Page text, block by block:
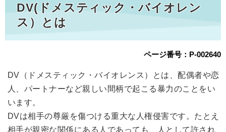
DV(ドメスティック・バイオレン
ス）とは
ページ番号：P-002640
DV（ドメスティック・バイオレンス）とは、配偶者や恋
人、パートナーなど親しい間柄で起こる暴力のことをい
います。
DVは相手の尊厳を傷つける重大な人権侵害です。たとえ
相手が親密な関係にある人であっても、人として許され